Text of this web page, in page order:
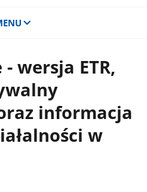
wersja ETR,
informacja
w